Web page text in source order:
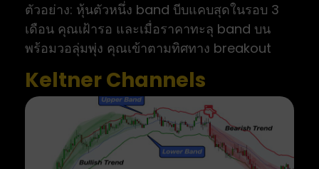
ตัวอย่าง: หุ้นตัวหนึ่ง band บีบแคบสุดในรอบ 3
เดือน คุณเฝ้ารอ และเมื่อราคาทะลุ band บน
พร้อมวอลุ่มพุ่ง คุณเข้าตามทิศทาง breakout
Keltner Channels